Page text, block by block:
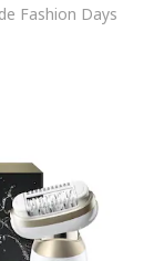
Fashion Days